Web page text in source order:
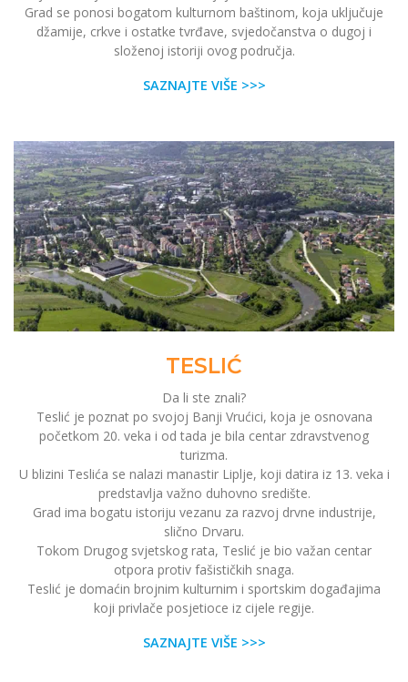
Grad se ponosi bogatom kulturnom baštinom, koja uključuje
džamije, crkve i ostatke tvrđave, svjedočanstva o dugoj i
složenoj istoriji ovog područja.
SAZNAJTE VIŠE >>>
TESLIĆ
Da li ste znali?
Teslić je poznat po svojoj Banji Vrućici, koja je osnovana
početkom 20. veka i od tada je bila centar zdravstvenog
turizma.
U blizini Teslića se nalazi manastir Liplje, koji datira iz 13. veka i
predstavlja važno duhovno središte.
Grad ima bogatu istoriju vezanu za razvoj drvne industrije,
slično Drvaru.
Tokom Drugog svjetskog rata, Teslić je bio važan centar
otpora protiv fašističkih snaga.
Teslić je domaćin brojnim kulturnim i sportskim događajima
koji privlače posjetioce iz cijele regije.
SAZNAJTE VIŠE >>>